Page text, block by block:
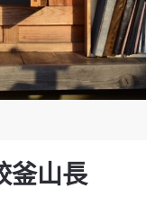
釜山長